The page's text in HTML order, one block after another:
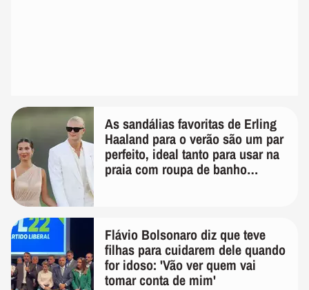
As sandálias favoritas de Erling
Haaland para o verão são um par
perfeito, ideal tanto para usar na
praia com roupa de banho
Flávio Bolsonaro diz que teve
filhas para cuidarem dele quando
for idoso: 'Vão ver quem vai
tomar conta de mim'